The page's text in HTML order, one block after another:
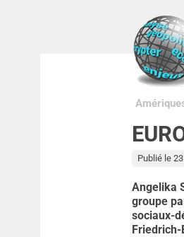
Publié le
Angelika
groupe
sociaux-
Friedrich-